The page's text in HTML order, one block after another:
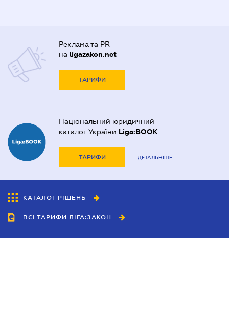
Реклама та PR
на ligazakon.net
ТАРИФИ
Національний юридичний
каталог України Liga:BOOK
ТАРИФИ ДЕТАЛЬНІШЕ
КАТАЛОГ РІШЕНЬ
ВСІ ТАРИФИ ЛІГА:ЗАКОН